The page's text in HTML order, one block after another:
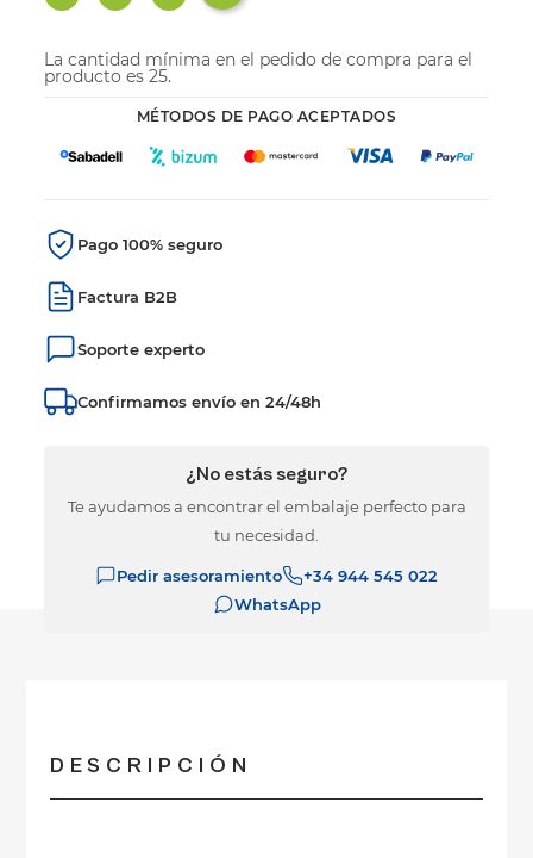
La cantidad mínima en el pedido de compra para el
producto es 25.
MÉTODOS DE PAGO ACEPTADOS
Pago 100% seguro
Factura B2B
Soporte experto
Confirmamos envío en 24/48h
¿No estás seguro?
Te ayudamos a encontrar el embalaje perfecto para
tu necesidad.
Pedir asesoramiento
+34 944 545 022
WhatsApp
DESCRIPCIÓN